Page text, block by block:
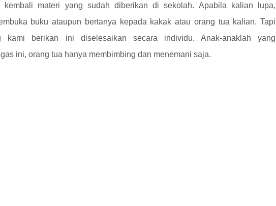
kembali materi yang sudah diberikan di sekolah. Apabila kalian lupa,
buku ataupun bertanya kepada kakak atau orang tua kalian. Tapi
kami berikan ini diselesaikan secara individu. Anak-anaklah yang
ini, orang tua hanya membimbing dan menemani saja.